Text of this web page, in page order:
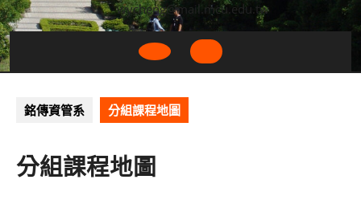
wycheng@mail.mcu.edu.tw
Open
銘傳資管系
分組課程地圖
分組課程地圖